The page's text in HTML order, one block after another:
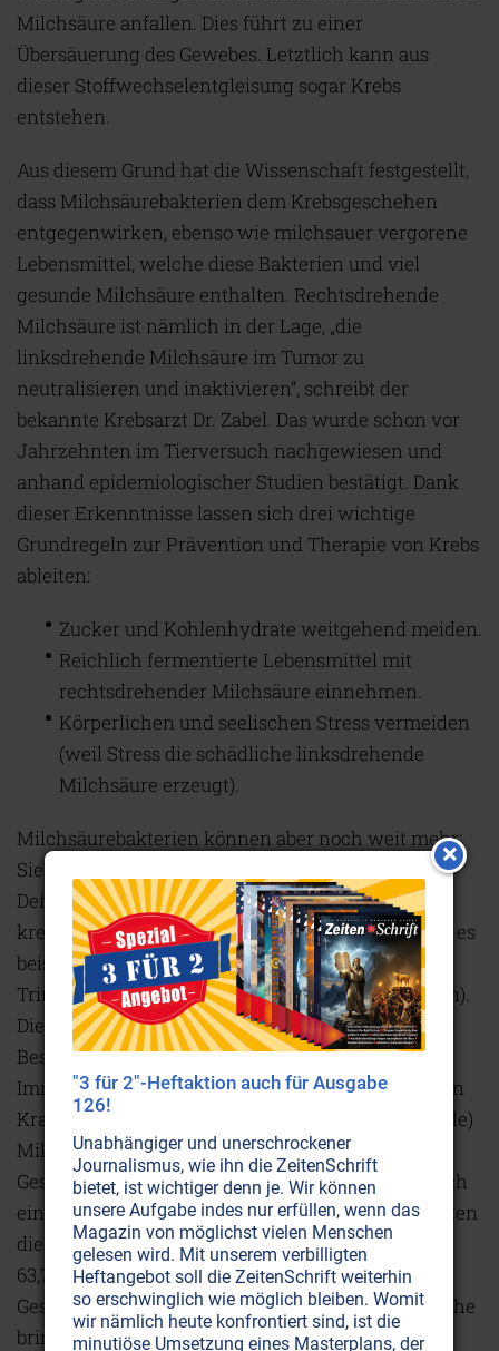
Milchsäure anfallen. Dies führt zu einer
Übersäuerung des Gewebes. Letztlich kann aus
dieser Stoffwechselentgleisung sogar Krebs
entstehen.
Aus diesem Grund hat die Wissenschaft festgestellt,
dass Milchsäurebakterien dem Krebsgeschehen
entgegenwirken, ebenso wie milchsauer vergorene
Lebensmittel, welche diese Bakterien und viel
gesunde Milchsäure enthalten. Rechtsdrehende
Milchsäure ist nämlich in der Lage, „die
linksdrehende Milchsäure im Tumor zu
neutralisieren und inaktivieren“, schreibt der
bekannte Krebsarzt Dr. Zabel. Das wurde schon vor
Jahrzehnten im Tierversuch nachgewiesen und
anhand epidemiologischer Studien bestätigt. Dank
dieser Erkenntnisse lassen sich drei wichtige
Grundregeln zur Prävention und Therapie von Krebs
ableiten:
Zucker und Kohlenhydrate weitgehend meiden.
Reichlich fermentierte Lebensmittel mit
rechtsdrehender Milchsäure einnehmen.
Körperlichen und seelischen Stress vermeiden
(weil Stress die schädliche linksdrehende
Milchsäure erzeugt).
Milchsäurebakterien können aber noch weit mehr:
Sie bewahren unser Erbgut vor genetischen
Defekten und verhindern die Bildung
krebserregender Substanzen im Darm (dazu kann es
beispielsweise durch zu hohen Nitratgehalt im
Trinkwasser oder in Gemüse und Salaten kommen).
Diese Bakterien sind zudem ein äußerst wichtiger
Bestandteil unserer Darmflora. Sie stärken das
Immunsystem und schützen den Körper vor vielen
Krankheitskeimen. Probiotische (= lebensfördernde)
Mikroorganismen, so kommt ein
Gesundheitsökonom der Universität Bayreuth nach
einer Kosten-Nutzen-Analyse zum Schluss, könnten
die Therapiekosten bei Infektionskrankheiten um
63,7 Prozent verringern. Allein dies würde dem
Gesundheitswesen Einsparungen in Milliardenhöhe
bringen.
"3 für 2"-Heftaktion auch für Ausgabe
126!
Unabhängiger und unerschrockener
Journalismus, wie ihn die ZeitenSchrift
bietet, ist wichtiger denn je. Wir können
unsere Aufgabe indes nur erfüllen, wenn das
Magazin von möglichst vielen Menschen
gelesen wird. Mit unserem verbilligten
Heftangebot soll die ZeitenSchrift weiterhin
so erschwinglich wie möglich bleiben. Womit
wir nämlich heute konfrontiert sind, ist die
minutiöse Umsetzung eines Masterplans, der